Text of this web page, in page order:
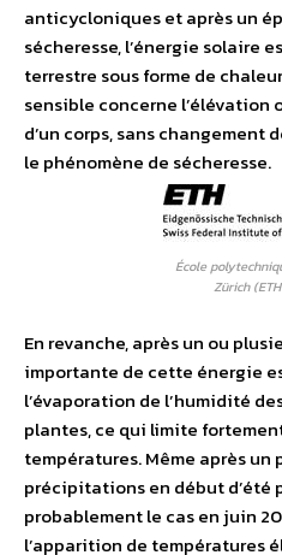
anticycloniques et après un
sécheresse, l’énergie solaire
terrestre sous forme de
sensible concerne l’élévation
d’un corps, sans changement
le phénomène de sécheresse.
École
Zürich
En revanche, après un ou
importante de cette énergie
l’évaporation de l’humidité
plantes, ce qui limite
températures. Même après
précipitations en début d’été
probablement le cas en juin
l’apparition de températures